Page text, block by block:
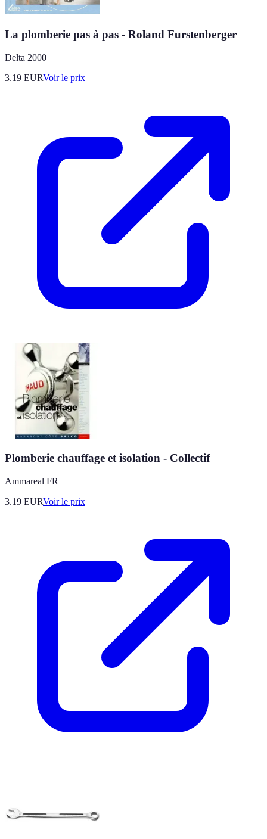
La plomberie pas à pas - Roland Furstenberger
Delta 2000
3.19 EURVoir le prix
Plomberie chauffage et isolation - Collectif
Ammareal FR
3.19 EURVoir le prix